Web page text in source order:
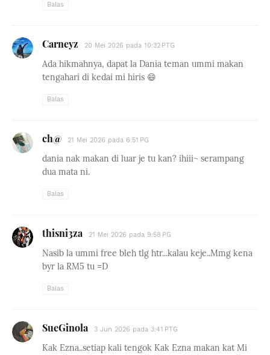
Balas
Carneyz 20 Mei 2026 pada 10:32 PTG
Ada hikmahnya, dapat la Dania teman ummi makan
tengahari di kedai mi hiris 😄
Balas
ch@ 21 Mei 2026 pada 6:51 PG
dania nak makan di luar je tu kan? ihiii~ serampang
dua mata ni.
Balas
thisni3za 21 Mei 2026 pada 9:58 PG
Nasib la ummi free bleh tlg htr...kalau keje..Mmg kena
byr la RM5 tu =D
Balas
SueGinola 3 Jun 2026 pada 3:41 PTG
Kak Ezna..setiap kali tengok Kak Ezna makan kat Mi